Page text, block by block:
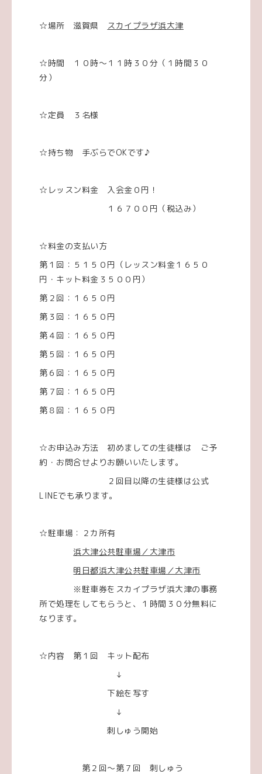
☆場所 滋賀県 スカイプラザ浜大津
☆時間 １０時～１１時３０分（１時間３０
分）
☆定員 ３名様
☆持ち物 手ぶらでOKです♪
☆レッスン料金 入会金０円！
１６７００円（税込み）
☆料金の支払い方
第１回：５１５０円（レッスン料金１６５０
円・キット料金３５００円）
第２回：１６５０円
第３回：１６５０円
第４回：１６５０円
第５回：１６５０円
第６回：１６５０円
第７回：１６５０円
第８回：１６５０円
☆お申込み方法 初めましての生徒様は ご予
約・お問合せよりお願いいたします。
２回目以降の生徒様は公式
LINEでも承ります。
☆駐車場：２カ所有
浜大津公共駐車場／大津市
明日都浜大津公共駐車場／大津市
※駐車券をスカイプラザ浜大津の事務
所で処理をしてもらうと、１時間３０分無料に
なります。
☆内容 第１回 キット配布
↓
下絵を写す
↓
刺しゅう開始
第２回～第７回 刺しゅう